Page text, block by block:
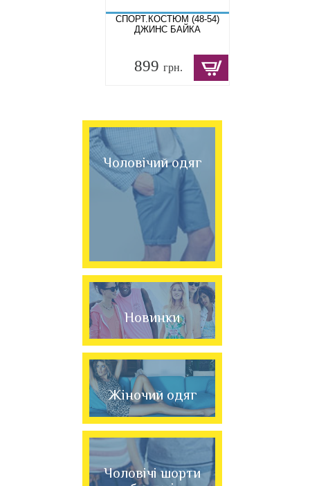
СПОРТ.КОСТЮМ (48-54)
ДЖИНС БАЙКА
899 грн.
Чоловічий одяг
Новинки
Жіночий одяг
Чоловічі шорти